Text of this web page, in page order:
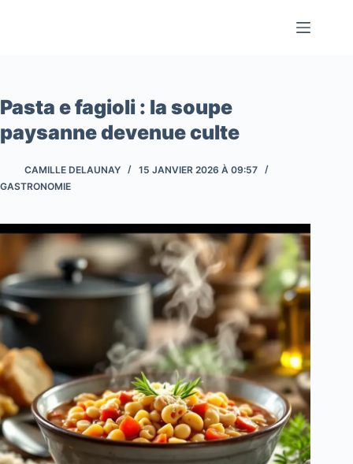
Pasta e fagioli : la soupe
paysanne devenue culte
CAMILLE DELAUNAY
15 JANVIER 2026 À 09:57
GASTRONOMIE